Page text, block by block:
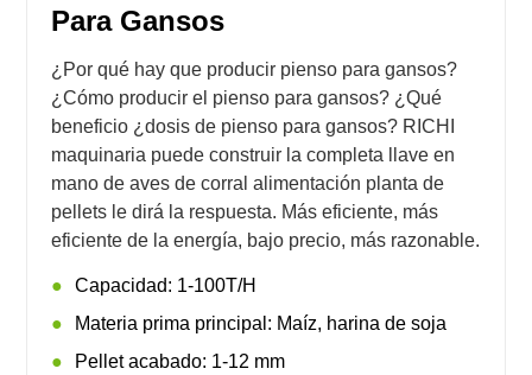
Para Gansos
¿Por qué hay que producir pienso para gansos?
¿Cómo producir el pienso para gansos? ¿Qué
beneficio ¿dosis de pienso para gansos? RICHI
maquinaria puede construir la completa llave en
mano de aves de corral alimentación planta de
pellets le dirá la respuesta. Más eficiente, más
eficiente de la energía, bajo precio, más razonable.
Capacidad: 1-100T/H
Materia prima principal: Maíz, harina de soja
Pellet acabado: 1-12 mm